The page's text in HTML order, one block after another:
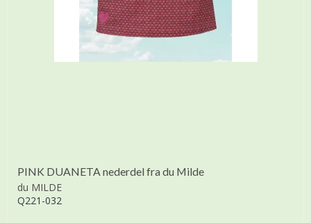
PINK DUANETA nederdel fra du Milde
du MILDE
Q221-032